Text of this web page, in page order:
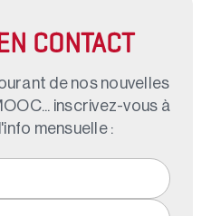
CONTACT
de nos nouvelles
inscrivez-vous à
mensuelle :